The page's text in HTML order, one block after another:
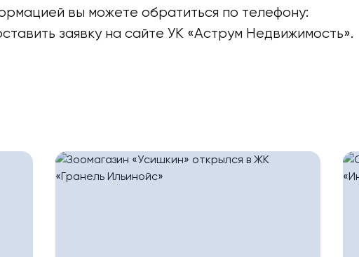
вы можете обратиться по телефону:
заявку на сайте УК «Аструм Недвижимость».